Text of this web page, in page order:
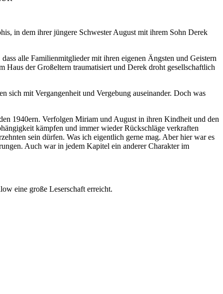
in dem ihrer jüngere Schwester August mit ihrem Sohn Derek
alle Familienmitglieder mit ihren eigenen Ängsten und Geistern
Haus der Großeltern traumatisiert und Derek droht gesellschaftlich
sich mit Vergangenheit und Vergebung auseinander. Doch was
1940ern. Verfolgen Miriam und August in ihren Kindheit und den
kämpfen und immer wieder Rückschläge verkraften
sein dürfen. Was ich eigentlich gerne mag. Aber hier war es
Auch war in jedem Kapitel ein anderer Charakter im
eine große Leserschaft erreicht.